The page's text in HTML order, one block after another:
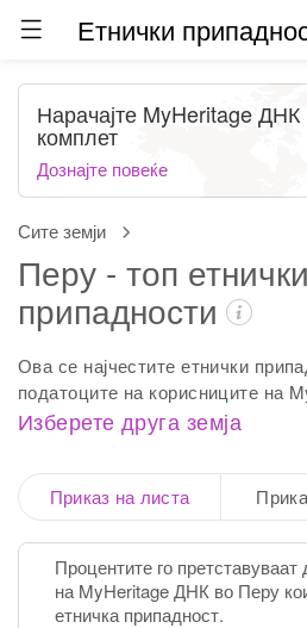
Сите земји
Перу - топ етнички
припадности
Ова се најчестите етнички
податоците на корисниците на
Изберете друга земја
Нарачајте MyHeritage ДНК
комплет
Дознајте повеќе
Приказ на листа
Процентите го
на MyHeritage ДНК во Перу
етничка припадност.